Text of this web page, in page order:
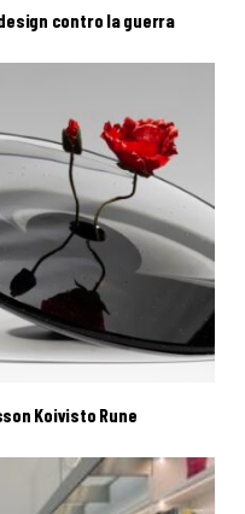
contro la guerra
Koivisto Rune